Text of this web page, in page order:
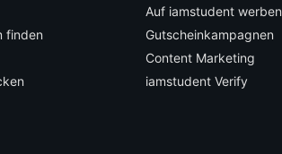
finden
Auf iamstudent werben
Gutscheinkampagnen
Content Marketing
iamstudent Verify